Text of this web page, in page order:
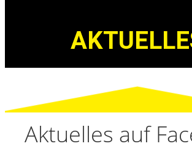
Aktuelles auf